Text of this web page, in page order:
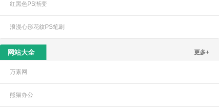
红黑色PS渐变
浪漫心形花纹PS笔刷
网站大全 更多+
万素网
熊猫办公